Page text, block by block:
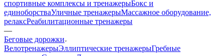
спортивные комплексы и тренажерыБокс и
единоборстваУличные тренажерыМассажное оборудование,
релаксРеабилитационные тренажеры
—
Беговые дорожки
ВелотренажерыЭллиптические тренажерыГребные